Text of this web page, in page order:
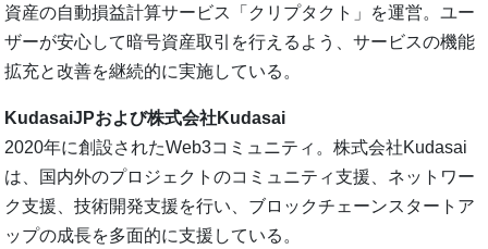
資産の自動損益計算サービス「クリプタクト」を運営。ユー
ザーが安心して暗号資産取引を行えるよう、サービスの機能
拡充と改善を継続的に実施している。
KudasaiJPおよび株式会社Kudasai
2020年に創設されたWeb3コミュニティ。株式会社Kudasai
は、国内外のプロジェクトのコミュニティ支援、ネットワー
ク支援、技術開発支援を行い、ブロックチェーンスタートア
ップの成長を多面的に支援している。